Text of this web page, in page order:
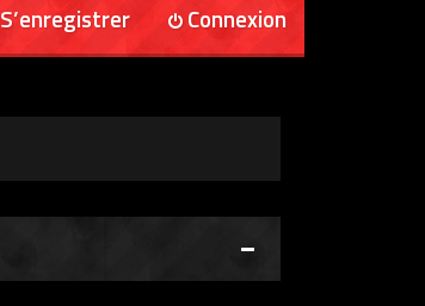
Connexion
S’enregistrer